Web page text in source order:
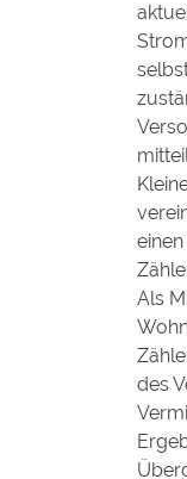
Als
des